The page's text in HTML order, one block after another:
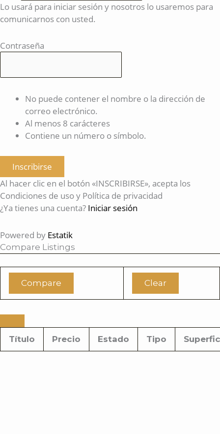
Lo usará para iniciar sesión y nosotros lo usaremos para
comunicarnos con usted.
Contraseña
No puede contener el nombre o la dirección de
correo electrónico.
Al menos 8 carácteres
Contiene un número o símbolo.
Inscribirse
Al hacer clic en el botón «INSCRIBIRSE», acepta los
Condiciones de uso y Política de privacidad
¿Ya tienes una cuenta? Iniciar sesión
Powered by Estatik
Compare Listings
Compare Clear
Título Precio Estado Tipo